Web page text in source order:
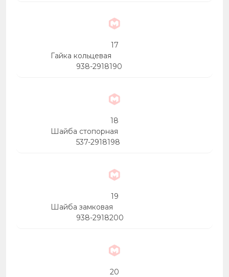
17
Гайка кольцевая
938-2918190
18
Шайба стопорная
537-2918198
19
Шайба замковая
938-2918200
20